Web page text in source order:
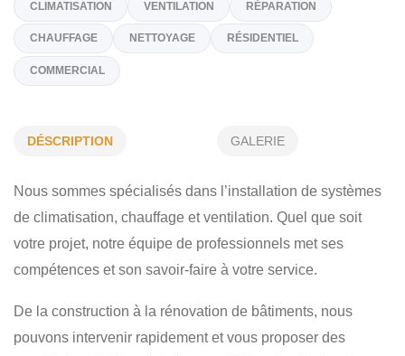
http://www.lesentreprisesmph.com
Spécialités
INSTALLATION - ENTRETIEN AUTO CONSTRUCTION
COMMERCIAL
DÉSCRIPTION GALERIE
Nous sommes spécialisés dans l’installation de systèmes
de climatisation, chauffage et ventilation. Quel que soit
votre projet, notre équipe de professionnels met ses
compétences et son savoir-faire à votre service.
De la construction à la rénovation de bâtiments, nous
pouvons intervenir rapidement et vous proposer des